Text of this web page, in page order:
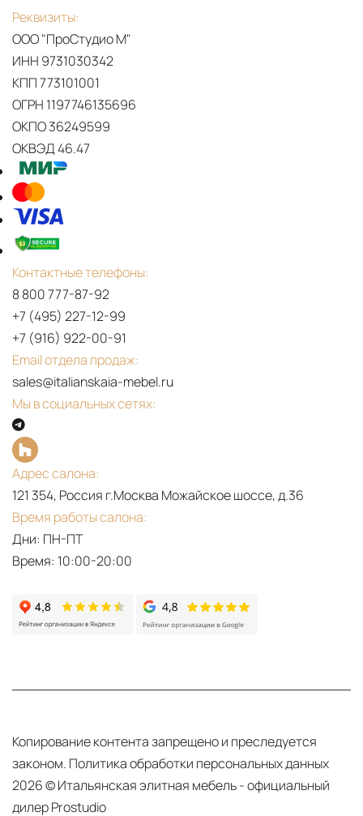
Реквизиты:
ООО "ПроСтудио М"
ИНН 9731030342
КПП 773101001
ОГРН 1197746135696
ОКПО 36249599
ОКВЭД 46.47
Контактные телефоны:
8 800 777-87-92
+7 (495) 227-12-99
+7 (916) 922-00-91
Email отдела продаж:
sales@italianskaia-mebel.ru
Мы в социальных сетях:
Адрес салона:
121 354, Россия г.Москва Можайское шоссе, д.36
Время работы салона:
Дни: ПН-ПТ
Время: 10:00-20:00
Копирование контента запрещено и преследуется
законом. Политика обработки персональных данных
2026 © Итальянская элитная мебель - официальный
дилер Prostudio